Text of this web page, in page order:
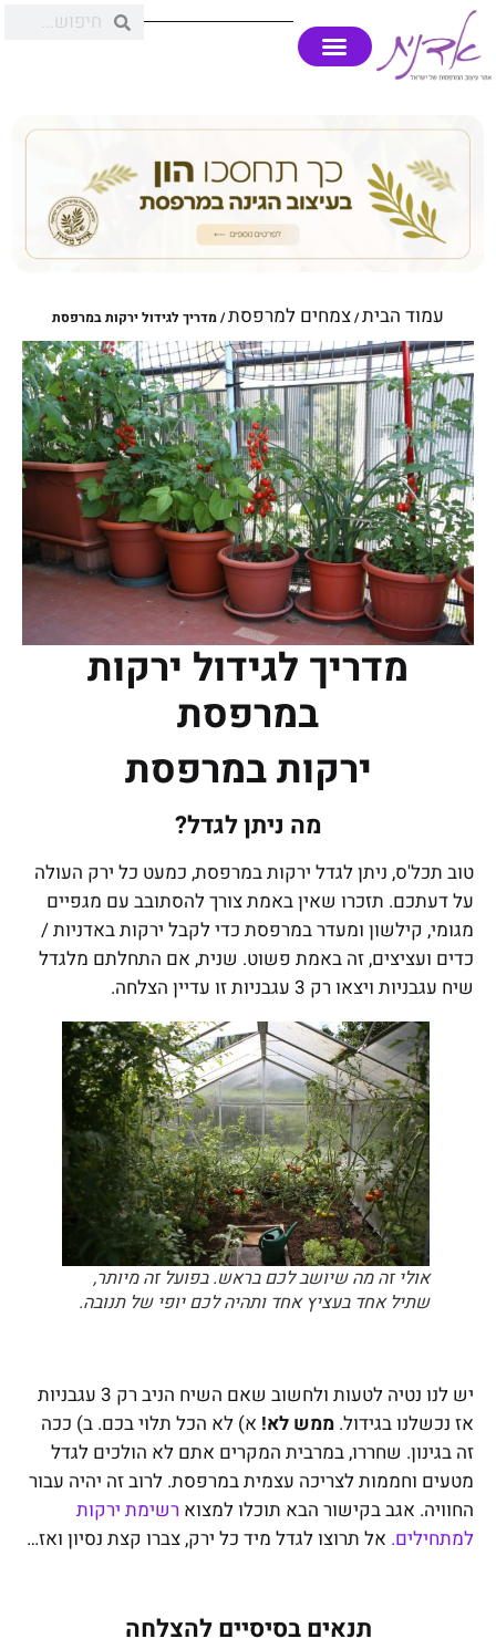
עמוד הבית/צמחים למרפסת/ מדריך לגידול ירקות במרפסת
מדריך לגידול ירקות
במרפסת
ירקות במרפסת
מה ניתן לגדל?
טוב תכל'ס, ניתן לגדל ירקות במרפסת, כמעט כל ירק העולה
על דעתכם. תזכרו שאין באמת צורך להסתובב עם מגפיים
מגומי, קילשון ומעדר במרפסת כדי לקבל ירקות באדניות /
כדים ועציצים, זה באמת פשוט. שנית, אם התחלתם מלגדל
שיח עגבניות ויצאו רק 3 עגבניות זו עדיין הצלחה.
אולי זה מה שיושב לכם בראש. בפועל זה מיותר,
שתיל אחד בעציץ אחד ותהיה לכם יופי של תנובה.
יש לנו נטיה לטעות ולחשוב שאם השיח הניב רק 3 עגבניות
אז נכשלנו בגידול. ממש לא! א) לא הכל תלוי בכם. ב) ככה
זה בגינון. שחררו, במרבית המקרים אתם לא הולכים לגדל
מטעים וחממות לצריכה עצמית במרפסת. לרוב זה יהיה עבור
החוויה. אגב בקישור הבא תוכלו למצוא רשימת ירקות
למתחילים. אל תרוצו לגדל מיד כל ירק, צברו קצת נסיון ואז…
תנאים בסיסיים להצלחה